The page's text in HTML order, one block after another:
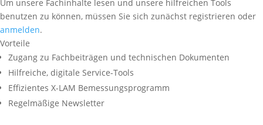
Um unsere Fachinhalte lesen und unsere hilfreichen Tools
benutzen zu können, müssen Sie sich zunächst registrieren oder
anmelden.
Vorteile
Zugang zu Fachbeiträgen und technischen Dokumenten
Hilfreiche, digitale Service-Tools
Effizientes X-LAM Bemessungsprogramm
Regelmäßige Newsletter